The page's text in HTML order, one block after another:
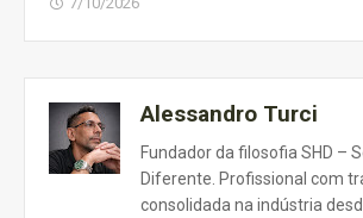
Alessandro Turci
Fundador da filosofia SHD –
Diferente. Profissional com
consolidada na indústria